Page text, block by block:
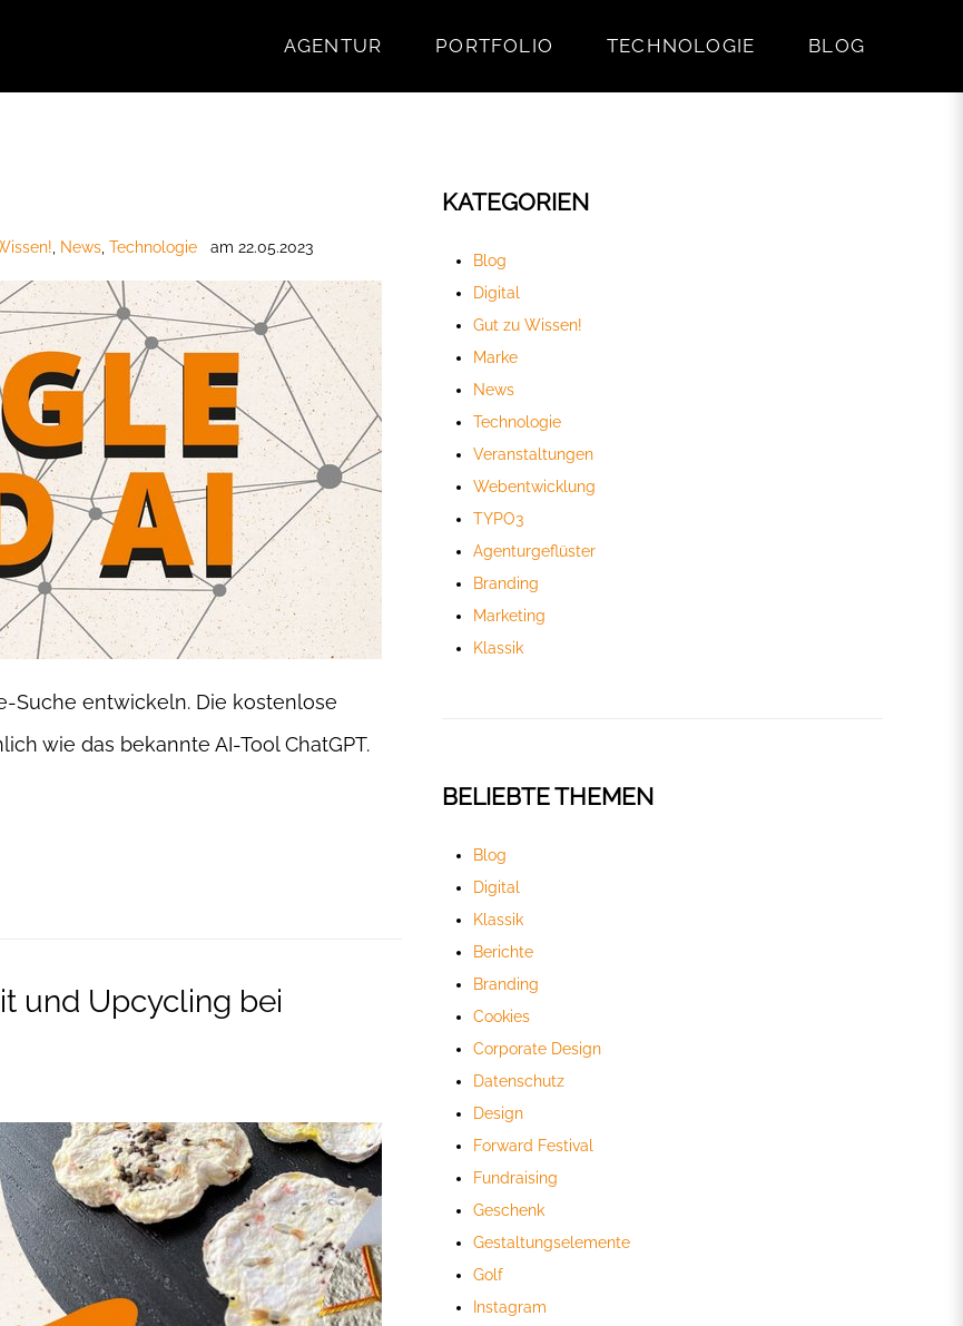
AGENTUR PORTFOLIO TECHNOLOGIE BLOG
News Technologie am 22.05.2023
Suche entwickeln. Die kostenlose
wie das bekannte AI-Tool ChatGPT.
und Upcycling bei
KATEGORIEN
Blog
Digital
Gut zu Wissen!
Marke
News
Technologie
Veranstaltungen
Webentwicklung
TYPO3
Agenturgeflüster
Branding
Marketing
Klassik
BELIEBTE THEMEN
Blog
Digital
Klassik
Berichte
Branding
Cookies
Corporate Design
Datenschutz
Design
Forward Festival
Fundraising
Geschenk
Gestaltungselemente
Golf
Instagram